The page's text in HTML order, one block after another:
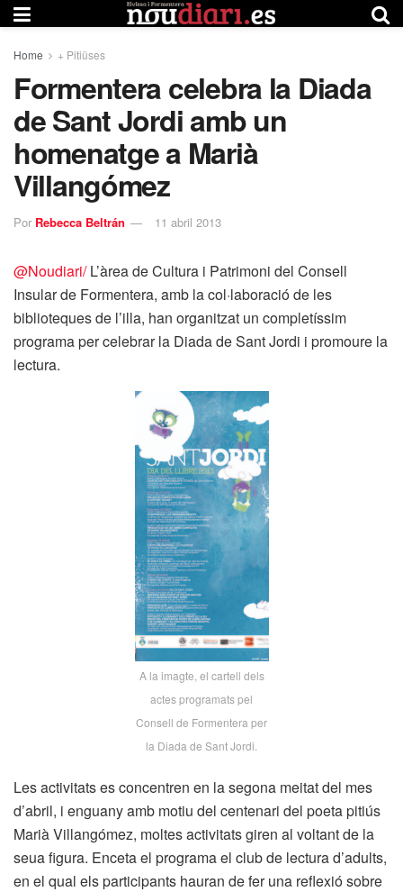
Home + Pitiüses
Formentera celebra la Diada
de Sant Jordi amb un
homenatge a Marià
Villangómez
Por Rebecca Beltrán 11 abril 2013
@Noudiari/L’àrea de Cultura i Patrimoni del Consell
Insular de Formentera, amb la col·laboració de les
biblioteques de l’illa, han organitzat un completíssim
programa per celebrar la Diada de Sant Jordi i promoure la
lectura.
A la imagte, el cartell dels
actes programats pel
Consell de Formentera per
la Diada de Sant Jordi.
Les activitats es concentren en la segona meitat del mes
d’abril, i enguany amb motiu del centenari del poeta pitiús
Marià Villangómez, moltes activitats giren al voltant de la
seua figura. Enceta el programa el club de lectura d’adults,
en el qual els participants hauran de fer una reflexió sobre